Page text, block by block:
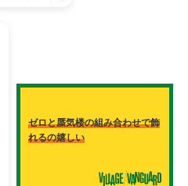
ゼロと蜃気楼の組み合わせで飾
れるの嬉しい